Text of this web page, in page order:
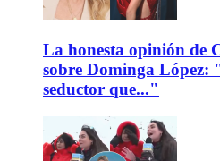
La honesta opinión de
sobre Dominga López:
seductor que..."